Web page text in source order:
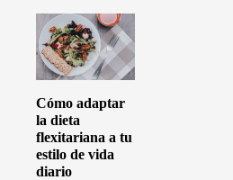
Cómo adaptar
la dieta
flexitariana a tu
estilo de vida
diario